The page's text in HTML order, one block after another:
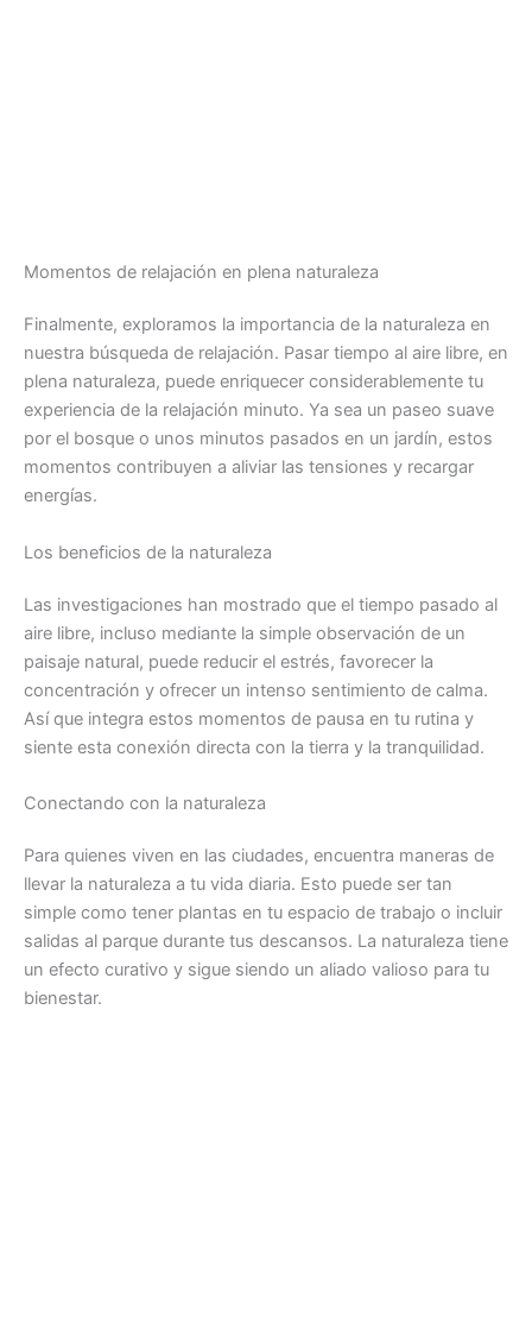
Momentos de relajación en plena naturaleza
Finalmente, exploramos la importancia de la naturaleza en
nuestra búsqueda de relajación. Pasar tiempo al aire libre, en
plena naturaleza, puede enriquecer considerablemente tu
experiencia de la relajación minuto. Ya sea un paseo suave
por el bosque o unos minutos pasados en un jardín, estos
momentos contribuyen a aliviar las tensiones y recargar
energías.
Los beneficios de la naturaleza
Las investigaciones han mostrado que el tiempo pasado al
aire libre, incluso mediante la simple observación de un
paisaje natural, puede reducir el estrés, favorecer la
concentración y ofrecer un intenso sentimiento de calma.
Así que integra estos momentos de pausa en tu rutina y
siente esta conexión directa con la tierra y la tranquilidad.
Conectando con la naturaleza
Para quienes viven en las ciudades, encuentra maneras de
llevar la naturaleza a tu vida diaria. Esto puede ser tan
simple como tener plantas en tu espacio de trabajo o incluir
salidas al parque durante tus descansos. La naturaleza tiene
un efecto curativo y sigue siendo un aliado valioso para tu
bienestar.